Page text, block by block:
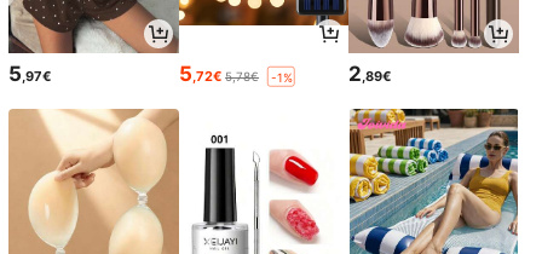
5 ,97€ 5 ,72€ 5,78€ -1% 2 ,89€